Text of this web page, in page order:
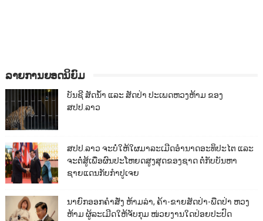
ລາຍການຍອດນິຍົມ
ບັນຊີ ສັດນ້ຳ ແລະ ສັດປ່າ ປະເພດຫວງຫ້າມ ຂອງ
ສປປ.ລາວ
ສປປ.ລາວ ຈະບໍ່ໃຫ້ໃຜມາລະເມີດອຳນາດອະທິປະໄຕ ແລະ
ຈະຕໍ່ສູ້ເພື່ອຜົນປະໂຫຍດສູງສຸດຂອງຊາດ ຕໍ່ກັບບັນຫາ
ຊາຍແດນກັບກຳປູເຈຍ
ນາຍົກອອກຄຳສັ່ງ ຫ້າມລ່າ, ຄ້າ-ຂາຍສັດປ່າ-ພືດປ່າ ຫວງ
ຫ້າມ ຜູ້ລະເມີດໃຫ້ຈັບກຸມ ໜ່ວຍງານໃດປ່ອຍປະປົດ